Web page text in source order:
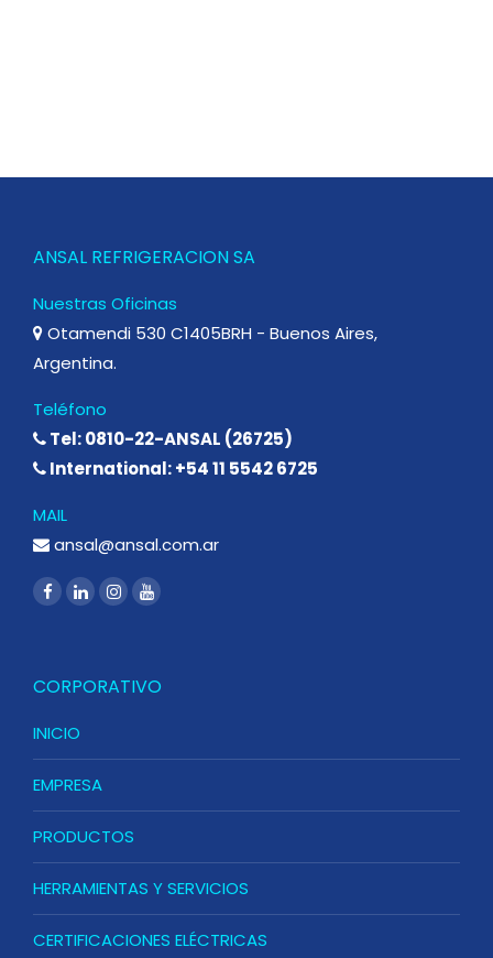
ANSAL REFRIGERACION SA
Nuestras Oficinas
Otamendi 530 C1405BRH - Buenos Aires,
Argentina.
Teléfono
Tel: 0810-22-ANSAL (26725)
International: +54 11 5542 6725
MAIL
ansal@ansal.com.ar
CORPORATIVO
INICIO
EMPRESA
PRODUCTOS
HERRAMIENTAS Y SERVICIOS
CERTIFICACIONES ELÉCTRICAS